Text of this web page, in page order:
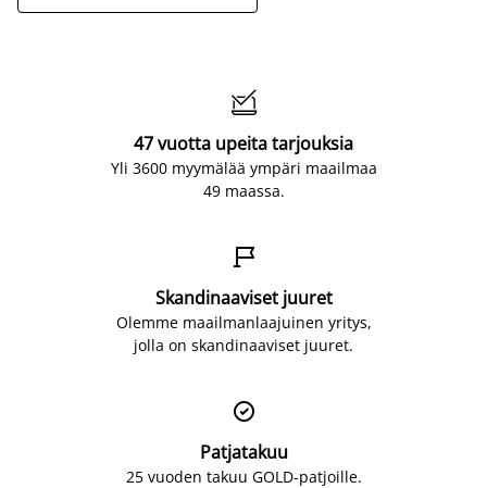

47 vuotta upeita tarjouksia
Yli 3600 myymälää ympäri maailmaa
49 maassa.

Skandinaaviset juuret
Olemme maailmanlaajuinen yritys,
jolla on skandinaaviset juuret.

Patjatakuu
25 vuoden takuu GOLD-patjoille.